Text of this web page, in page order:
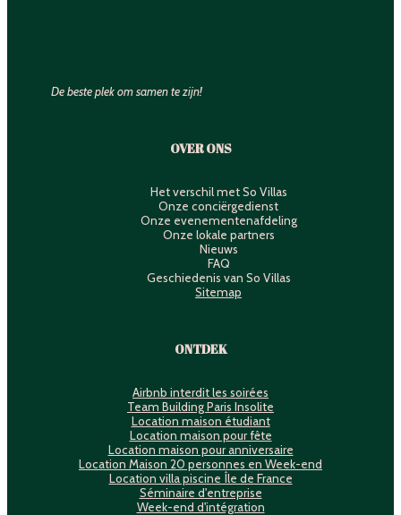
De beste plek om samen te zijn!
OVER ONS
Het verschil met So Villas
Onze conciërgedienst
Onze evenementenafdeling
Onze lokale partners
Nieuws
FAQ
Geschiedenis van So Villas
Sitemap
ONTDEK
Airbnb interdit les soirées
Team Building Paris Insolite
Location maison étudiant
Location maison pour fête
Location maison pour anniversaire
Location Maison 20 personnes en Week-end
Location villa piscine Île de France
Séminaire d'entreprise
Week-end d'intégration